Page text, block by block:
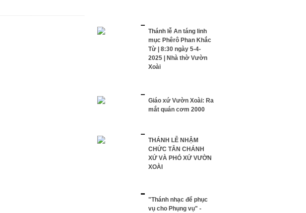
Thánh lễ An táng linh
mục Phêrô Phan Khắc
Từ | 8:30 ngày 5-4-
2025 | Nhà thờ Vườn
Xoài
Giáo xứ Vườn Xoài: Ra
mắt quán cơm 2000
THÁNH LỄ NHẬM
CHỨC TÂN CHÁNH
XỨ VÀ PHÓ XỨ VƯỜN
XOÀI
"Thánh nhạc để phục
vụ cho Phụng vụ" -